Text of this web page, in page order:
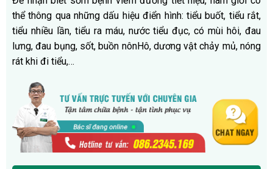
thể thông qua những dấu hiệu điển hình: tiểu buốt, tiểu rắt,
tiểu nhiều lần, tiểu ra máu, nước tiểu đục, có mùi hôi, đau
lưng, đau bụng, sốt, buồn nônHô, dương vật chảy mủ, nóng
rát khi đi tiểu,…